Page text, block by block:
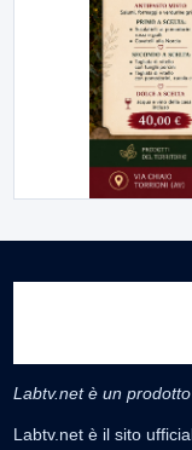
Labtv.net è un
Labtv.net è il sito